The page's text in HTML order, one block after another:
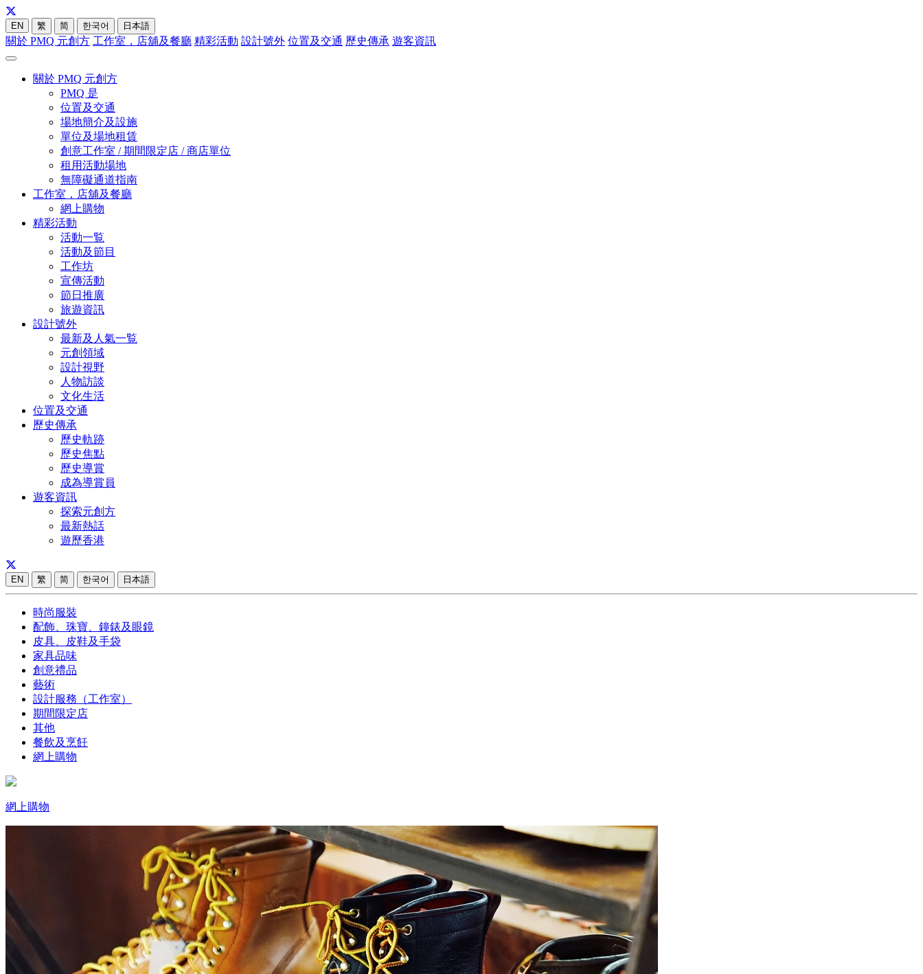
EN 繁 简 한국어 日本語
關於 PMQ 元創方 工作室，店舖及餐廳 精彩活動 設計號外 位置及交通 歷史傳承 遊客資訊
關於 PMQ 元創方
PMQ 是
位置及交通
場地簡介及設施
單位及場地租賃
創意工作室 / 期間限定店 / 商店單位
租用活動場地
無障礙通道指南
工作室，店舖及餐廳
網上購物
精彩活動
活動一覧
活動及節目
工作坊
宣傳活動
節日推廣
旅遊資訊
設計號外
最新及人氣一覧
元創領域
設計視野
人物訪談
文化生活
位置及交通
歷史傳承
歷史軌跡
歷史焦點
歷史導賞
成為導賞員
遊客資訊
探索元創方
最新熱話
遊歷香港
EN 繁 简 한국어 日本語
時尚服裝
配飾、珠寶、鐘錶及眼鏡
皮具、皮鞋及手袋
家具品味
創意禮品
藝術
設計服務（工作室）
期間限定店
其他
餐飲及烹飪
網上購物
網上購物